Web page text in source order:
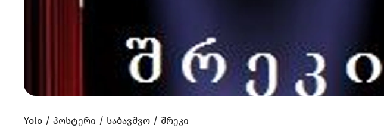
Yolo პოსტერი საბავშვო შრეკი